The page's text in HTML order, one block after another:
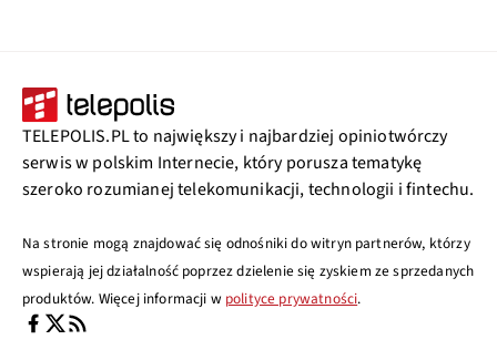
TELEPOLIS.PL to największy i najbardziej opiniotwórczy
serwis w polskim Internecie, który porusza tematykę
szeroko rozumianej telekomunikacji, technologii i fintechu.
Na stronie mogą znajdować się odnośniki do witryn partnerów, którzy
wspierają jej działalność poprzez dzielenie się zyskiem ze sprzedanych
produktów. Więcej informacji w polityce prywatności.